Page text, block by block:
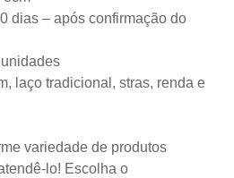
dias – após confirmação do
laço tradicional, stras, renda e
variedade de produtos
lo! Escolha o